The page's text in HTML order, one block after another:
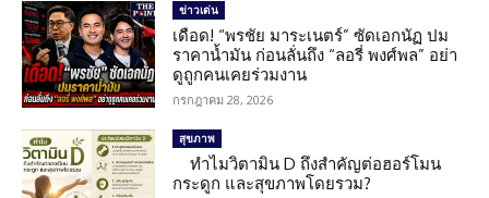
ข่าวเด่น
เดือด! “พรชัย มาระเนตร์” ซัดเอกนัฏ ปม
ราคาน้ำมัน ก่อนลั่นถึง “ลอรี่ พงศ์พล” อย่า
ดูถูกคนเคยร่วมงาน
กรกฎาคม 28, 2026
สุขภาพ
ทำไมวิตามิน D ถึงสำคัญต่อฮอร์โมน
กระดูก และสุขภาพโดยรวม?